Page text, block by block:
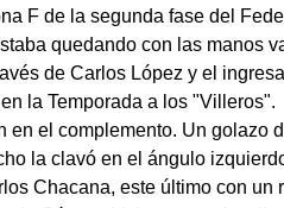
F de la segunda fase del
quedando con las manos
de Carlos López y el
la Temporada a los "Villeros".
en el complemento. Un golazo
la clavó en el ángulo
Chacana, este último con un